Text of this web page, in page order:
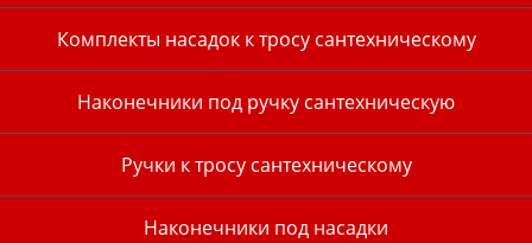
Комплекты насадок к тросу сантехническому
Наконечники под ручку сантехническую
Ручки к тросу сантехническому
Наконечники под насадки